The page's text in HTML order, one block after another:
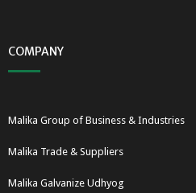
COMPANY
Malika Group of Business & Industries
Malika Trade & Suppliers
Malika Galvanize Udhyog